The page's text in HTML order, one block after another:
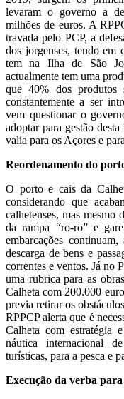
levaram o governo a
milhões de euros. A
travada pelo PCP, a
dos jorgenses, tendo em
tem na Ilha de São
actualmente tem uma
que 40% dos produtos
constantemente a ser
vem questionar o
adoptar para gestão
valia para os Açores e
Reordenamento do
O porto e cais da
considerando que
calhetenses, mas mesmo
da rampa “ro-ro” e
embarcações
descarga de bens e
correntes e ventos. Já no
uma rubrica para as
Calheta com 200.000
previa retirar os
RPPCP alerta que é
Calheta com estratégia
náutica internacional
turísticas, para a pesca e
Execução da verba